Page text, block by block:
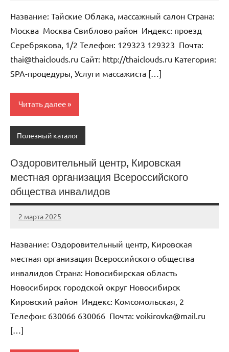
Название: Тайские Облака, массажный салон Страна:
Москва Москва Свиблово район Индекс: проезд
Серебрякова, 1/2 Телефон: 129323 129323 Почта:
thai@thaiclouds.ru Cайт: http://thaiclouds.ru Категория:
SPA-процедуры, Услуги массажиста […]
Читать далее
Полезный каталог
Оздоровительный центр, Кировская
местная организация Всероссийского
общества инвалидов
2 марта 2025
Anisa
Нет
Название: Оздоровительный центр, Кировская
местная организация Всероссийского общества
инвалидов Страна: Новосибирская область
Новосибирск городской округ Новосибирск
Кировский район Индекс: Комсомольская, 2
Телефон: 630066 630066 Почта: voikirovka@mail.ru
[…]